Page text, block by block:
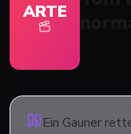
ARTE
Ein Gauner